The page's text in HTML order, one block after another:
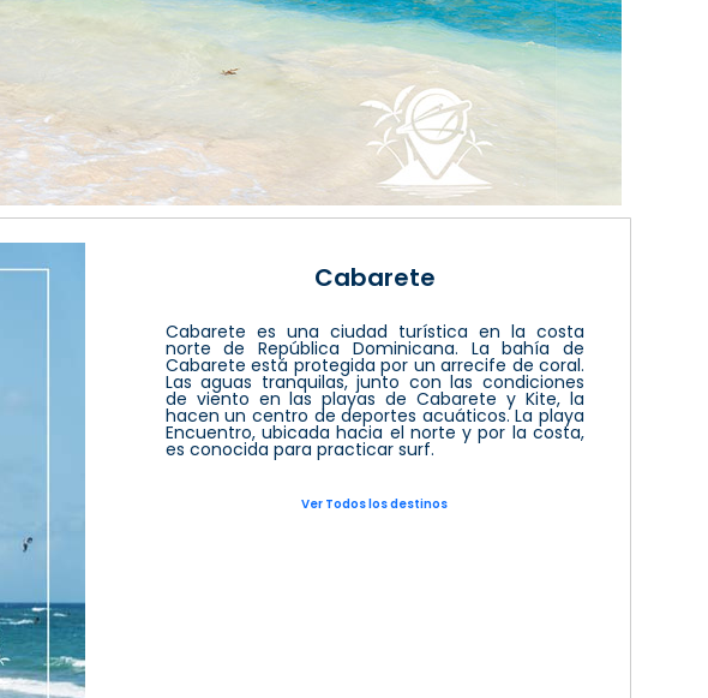
Cabarete
Cabarete es una ciudad turística en la costa
norte de República Dominicana. La bahía de
Cabarete está protegida por un arrecife de coral.
Las aguas tranquilas, junto con las condiciones
de viento en las playas de Cabarete y Kite, la
hacen un centro de deportes acuáticos. La playa
Encuentro, ubicada hacia el norte y por la costa,
es conocida para practicar surf.
Ver Todos los destinos